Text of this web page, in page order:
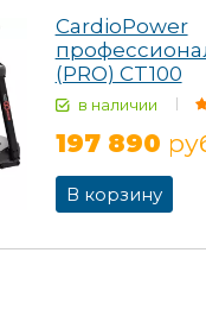
CardioPower
(PRO) CT100
в наличии
197 890
В корзину